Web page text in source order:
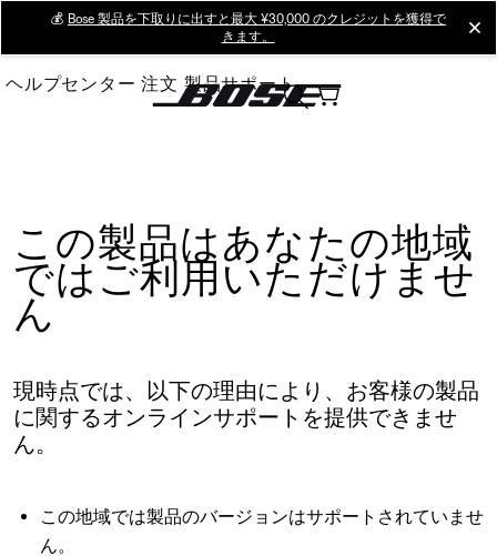
Main
💰 Bose 製品を下取りに出すと最大 ¥30,000 のクレジットを獲得で
きます。
ヘルプセンター 注文 製品サポート
この製品はあなたの地域
ではご利用いただけませ
ん
現時点では、以下の理由により、お客様の製品
に関するオンラインサポートを提供できませ
ん。
この地域では製品のバージョンはサポートされていませ
ん。